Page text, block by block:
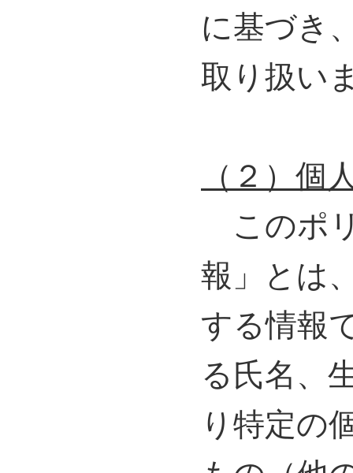
に基づき
取り扱い
（２）個
このポ
報」とは
する情報
る氏名、
り特定の